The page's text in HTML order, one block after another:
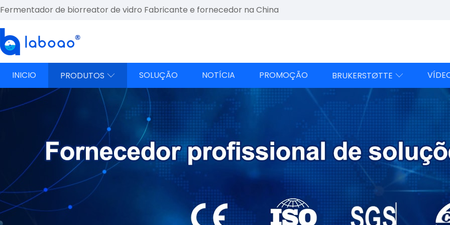
Fermentador de biorreator de vidro Fabricante e fornecedor na China
INICIO PRODUTOS  SOLUÇÃO NOTÍCIA PROMOÇÃO BRUKERSTØTTE 